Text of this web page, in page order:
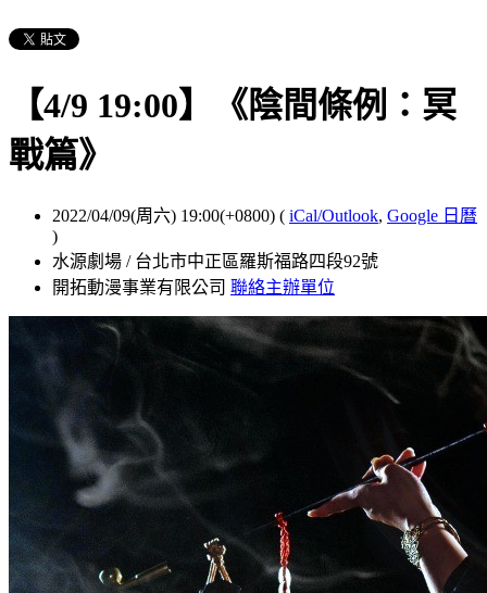
【4/9 19:00】《陰間條例：冥
戰篇》
2022/04/09(周六) 19:00(+0800) ( iCal/Outlook, Google 日曆
)
水源劇場 / 台北市中正區羅斯福路四段92號
開拓動漫事業有限公司 聯絡主辦單位